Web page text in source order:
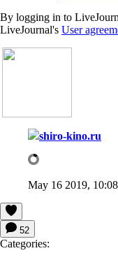
By logging in to
LiveJournal's User
shiro-kino.ru
May 16 2019, 10:08
52
Categories: